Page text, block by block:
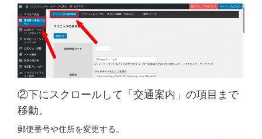
②下にスクロールして「交通案内」の項目まで
移動。
郵便番号や住所を変更する。